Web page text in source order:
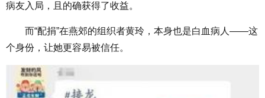
病友入局，且的确获得了收益。
而“配捐”在燕郊的组织者黄玲，本身也是白血病人——这
个身份，让她更容易被信任。